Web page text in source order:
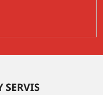
SERVIS